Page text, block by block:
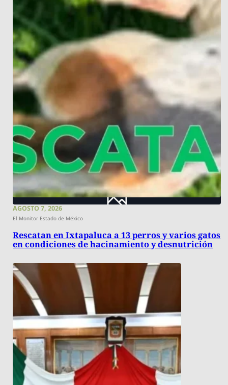
AGOSTO 7, 2026
El Monitor Estado de México
Rescatan en Ixtapaluca a 13 perros y varios gatos
en condiciones de hacinamiento y desnutrición